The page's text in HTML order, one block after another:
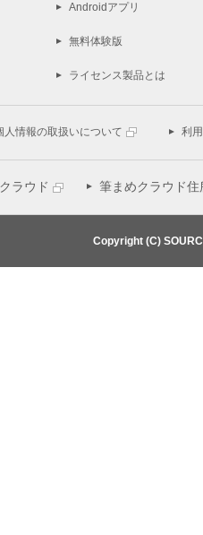
Androidアプリ
無料体験版
ライセンス製品とは
人情報の取扱いについて 利
ラウド 筆まめクラウド住
Copyright (C)